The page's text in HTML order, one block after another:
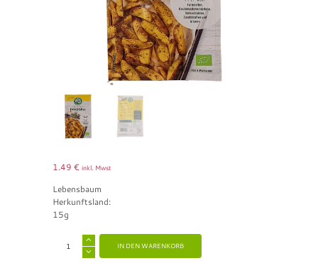
1.49 € inkl. Mwst
Lebensbaum
Herkunftsland:
15g
IN DEN WARENKORB
A